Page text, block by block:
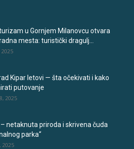
u Gornjem Milanovcu otvara
mesta: turistički dragulj...
Kipar letovi — šta očekivati i kako
putovanje
2025
– netaknuta priroda i skrivena čuda
parka“
2025